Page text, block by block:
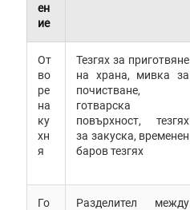
ен
ие
От
во
ре
на
ку
хн
я
Тезгях за приготвяне
на храна, мивка за
почистване,
готварска
повърхност, тезгях
за закуска, временен
баров тезгях
Го
Разделител между